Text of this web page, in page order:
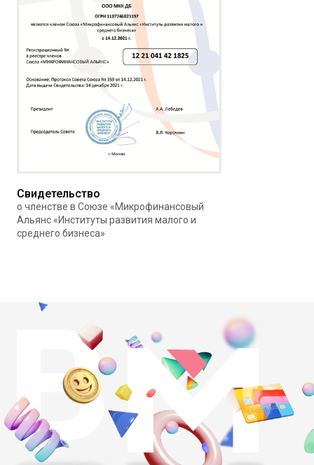
Свидетельство
о членстве в Союзе «Микрофинансовый
Альянс «Институты развития малого и
среднего бизнеса»